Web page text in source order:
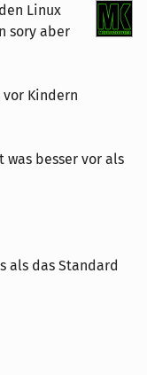
Linux
sory aber
Kindern
was besser vor als
als das Standard